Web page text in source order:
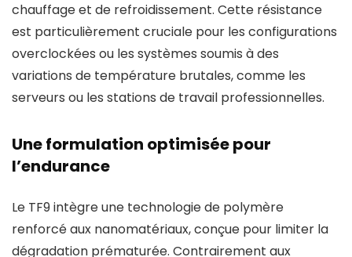
chauffage et de refroidissement. Cette résistance
est particulièrement cruciale pour les configurations
overclockées ou les systèmes soumis à des
variations de température brutales, comme les
serveurs ou les stations de travail professionnelles.
Une formulation optimisée pour
l’endurance
Le TF9 intègre une technologie de polymère
renforcé aux nanomatériaux, conçue pour limiter la
dégradation prématurée. Contrairement aux